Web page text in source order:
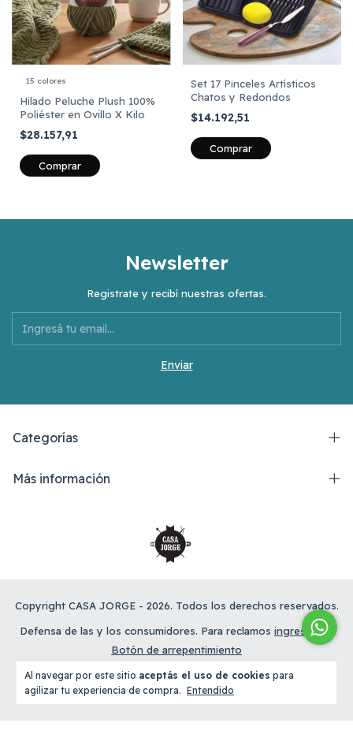
Al navegar por este sitio aceptás el uso de cookies para
agilizar tu experiencia de compra. Entendido
15 colores
Hilado Peluche Plush 100%
Poliéster en Ovillo X Kilo
$28.157,91
Comprar
Set 17 Pinceles Artísticos
Chatos y Redondos
$14.192,51
Newsletter
Registrate y recibí nuestras ofertas.
Categorías
Más información
Copyright CASA JORGE - 2026. Todos los derechos reservados.
Defensa de las y los consumidores. Para reclamos ingresá acá.
Botón de arrepentimiento